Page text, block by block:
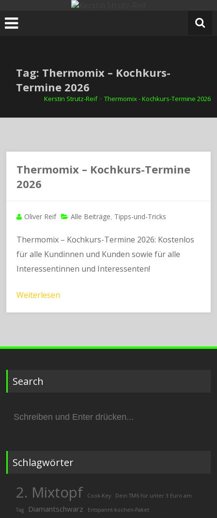
Inhalt
springen
Tag: Thermomix – Kochkurs-
Termine 2026
Kerstin Strutz-Reif> Thermomix - Kochkurs-Termine 2026
Thermomix – Kochkurs-Termine
2026
Oliver Reif Alle Beiträge Tipps-und-Tricks
Thermomix – Kochkurs-Termine 2026: Kostenlos
für alle Kundinnen und Kunden sowie für alle
Interessentinnen und Interessenten!
Weiterlesen
Search
nach:
Schlagwörter
2. Mixtopf Cook-Key Dein TM6 für unter 3 Euro am
Tag Diamantschwarz Entspannt-kochen-Paket